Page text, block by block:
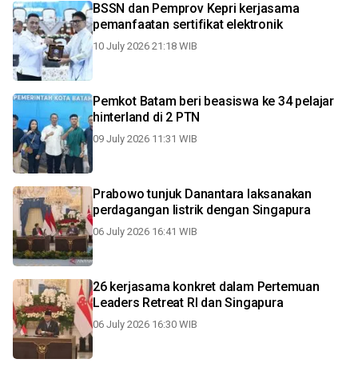
BSSN dan Pemprov Kepri kerjasama
pemanfaatan sertifikat elektronik
10 July 2026 21:18 WIB
Pemkot Batam beri beasiswa ke 34 pelajar
hinterland di 2 PTN
09 July 2026 11:31 WIB
Prabowo tunjuk Danantara laksanakan
perdagangan listrik dengan Singapura
06 July 2026 16:41 WIB
26 kerjasama konkret dalam Pertemuan
Leaders Retreat RI dan Singapura
06 July 2026 16:30 WIB